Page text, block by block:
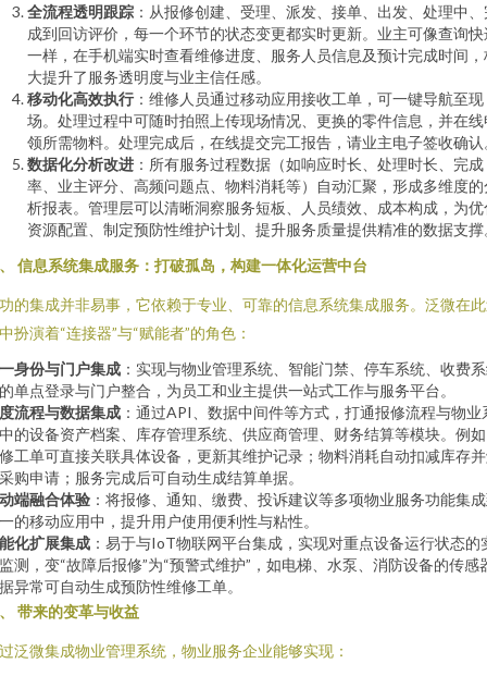
全流程透明跟踪 ：从报修创建、受理、派发、接单、出发、处理中、
成到回访评价，每一个环节的状态变更都实时更新。业主可像查询快
一样，在手机端实时查看维修进度、服务人员信息及预计完成时间，
大提升了服务透明度与业主信任感。
移动化高效执行 ：维修人员通过移动应用接收工单，可一键导航至现
场。处理过程中可随时拍照上传现场情况、更换的零件信息，并在线
领所需物料。处理完成后，在线提交完工报告，请业主电子签收确认
数据化分析改进 ：所有服务过程数据（如响应时长、处理时长、完成
率、业主评分、高频问题点、物料消耗等）自动汇聚，形成多维度的
析报表。管理层可以清晰洞察服务短板、人员绩效、成本构成，为优
资源配置、制定预防性维护计划、提升服务质量提供精准的数据支撑
信息系统集成服务：打破孤岛，构建一体化运营中台
的集成并非易事，它依赖于专业、可靠的信息系统集成服务。泛微在
扮演着“连接器”与“赋能者”的角色：
身份与门户集成 ：实现与物业管理系统、智能门禁、停车系统、收费
单点登录与门户整合，为员工和业主提供一站式工作与服务平台。
流程与数据集成 ：通过API、数据中间件等方式，打通报修流程与物业
的设备资产档案、库存管理系统、供应商管理、财务结算等模块。例
工单可直接关联具体设备，更新其维护记录；物料消耗自动扣减库存
购申请；服务完成后可自动生成结算单据。
端融合体验 ：将报修、通知、缴费、投诉建议等多项物业服务功能集
的移动应用中，提升用户使用便利性与粘性。
化扩展集成 ：易于与IoT物联网平台集成，实现对重点设备运行状态的
测，变“故障后报修”为“预警式维护”，如电梯、水泵、消防设备的传感
异常可自动生成预防性维修工单。
带来的变革与收益
泛微集成物业管理系统，物业服务企业能够实现：